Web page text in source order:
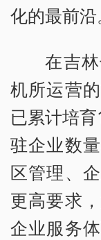
化的最前沿
在吉
机所运营
已累计培
驻企业数
区管理、
更高要求
企业服务